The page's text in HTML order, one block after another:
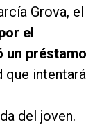
Grova, el
el
un préstamo
que intentará
del joven.